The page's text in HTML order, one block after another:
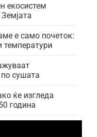
екосистем
е само почеток:
сушата
ќе изгледа
година